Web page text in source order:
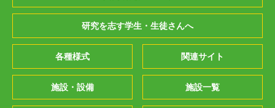
研究を志す学生・生徒さんへ
各種様式 関連サイト
施設・設備 施設一覧